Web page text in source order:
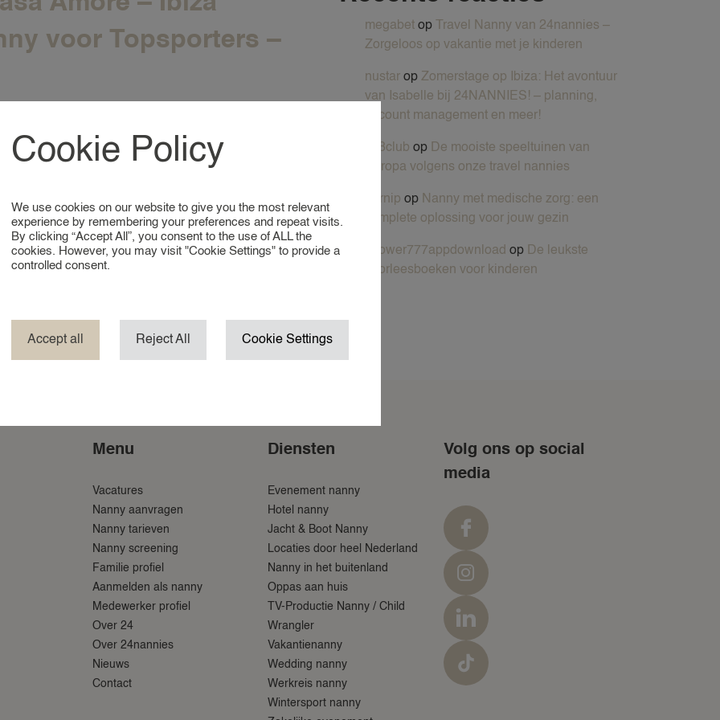
ZAKELIJKE OPPASDIENSTEN
ZOMERVAKANTIE NANNY
voor Topsporters –
– Per direct
voor
Voor een speciaal initiatief, georganiseerd voor
Gemeente Arnhem, zoeken wij enthousiaste nannies
passen.
Nanny – Wassenaar
megabet op
Travel Nanny van 24nannies –
Zorgeloos op vakantie met je kinderen
nustar op Zomerstage op Ibiza: Het avontuur
van Isabelle bij 24NANNIES! – planning,
account management en meer!
x88club op De mooiste speeltuinen van
Europa volgens onze travel nannies
pornip op Nanny met medische zorg: een
complete oplossing voor jouw gezin
vpower777appdownload op De leukste
voorleesboeken voor kinderen
Menu
Vacatures
Nanny aanvragen
Nanny tarieven
Nanny screening
Familie profiel
Aanmelden als nanny
Medewerker profiel
Over 24
Over 24nannies
Nieuws
Contact
Diensten
Evenement nanny
Hotel nanny
Jacht & Boot Nanny
Locaties door heel Nederland
Nanny in het buitenland
Oppas aan huis
TV-Productie Nanny / Child
Wrangler
Vakantienanny
Wedding nanny
Werkreis nanny
Wintersport nanny
Volg ons op social
media
Cookie Policy
We use cookies on our website to give you the most relevant
experience by remembering your preferences and repeat visits.
By clicking “Accept All”, you consent to the use of ALL the
cookies. However, you may visit "Cookie Settings" to provide a
controlled consent.
Accept all Reject All Cookie Settings